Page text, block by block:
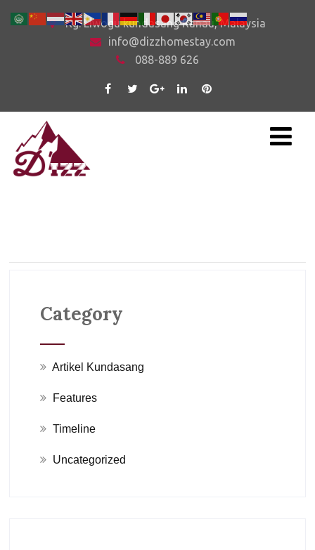
Kg. Liwogu kundasang Ranau, Malaysia
info@dizzhomestay.com
088-889 626
Category
Artikel Kundasang
Features
Timeline
Uncategorized